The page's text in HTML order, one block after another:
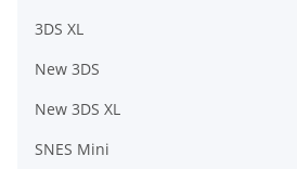
3DS XL
New 3DS
New 3DS XL
SNES Mini